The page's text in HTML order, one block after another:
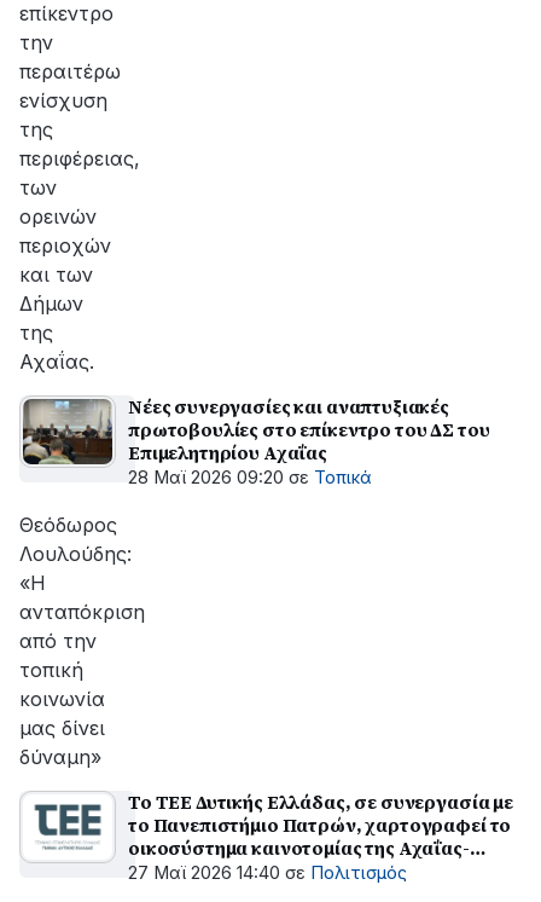
επίκεντρο
την
περαιτέρω
ενίσχυση
της
περιφέρειας,
των
ορεινών
περιοχών
και των
Δήμων
της
Αχαΐας.
Νέες συνεργασίες και αναπτυξιακές
πρωτοβουλίες στο επίκεντρο του ΔΣ του
Επιμελητηρίου Αχαΐας
28 Μαϊ 2026 09:20 σε Τοπικά
Θεόδωρος
Λουλούδης:
«Η
ανταπόκριση
από την
τοπική
κοινωνία
μας δίνει
δύναμη»
Το ΤΕΕ Δυτικής Ελλάδας, σε συνεργασία με
το Πανεπιστήμιο Πατρών, χαρτογραφεί το
οικοσύστημα καινοτομίας της Αχαΐας-
Ημερίδα διαλόγου και συνεργασίας στην
27 Μαϊ 2026 14:40 σε Πολιτισμός